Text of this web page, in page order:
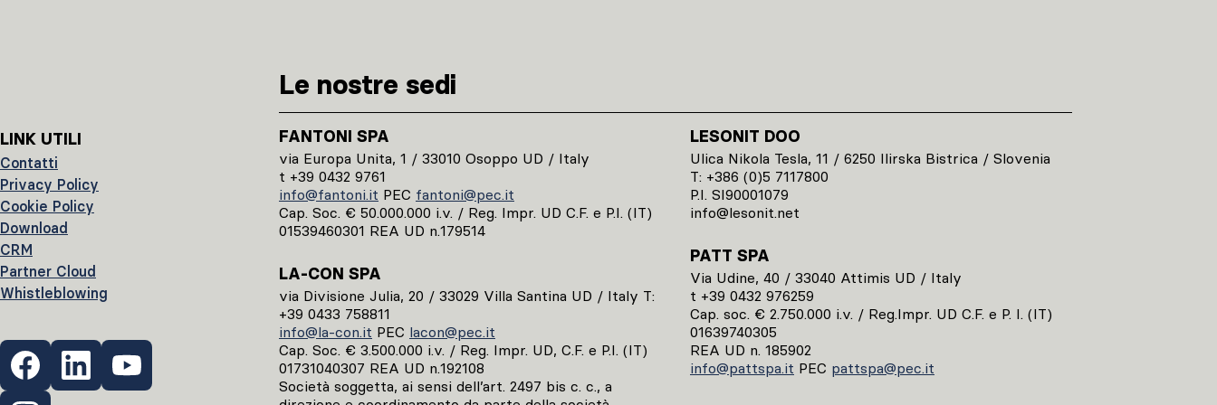
LINK UTILI
Contatti
Privacy Policy
Cookie Policy
Download
CRM
Partner Cloud
Whistleblowing
Le nostre sedi
FANTONI SPA
via Europa Unita, 1 / 33010 Osoppo UD / Italy
t +39 0432 9761
info@fantoni.it PEC fantoni@pec.it
Cap. Soc. € 50.000.000 i.v. / Reg. Impr. UD C.F. e P.I. (IT)
01539460301 REA UD n.179514
LA-CON SPA
via Divisione Julia, 20 / 33029 Villa Santina UD / Italy T:
+39 0433 758811
info@la-con.it PEC lacon@pec.it
Cap. Soc. € 3.500.000 i.v. / Reg. Impr. UD, C.F. e P.I. (IT)
01731040307 REA UD n.192108
Società soggetta, ai sensi dell’art. 2497 bis c. c., a
LESONIT DOO
Ulica Nikola Tesla, 11 / 6250 Ilirska Bistrica / Slovenia
T: +386 (0)5 7117800
P.I. SI90001079
info@lesonit.net
PATT SPA
Via Udine, 40 / 33040 Attimis UD / Italy
t +39 0432 976259
Cap. soc. € 2.750.000 i.v. / Reg.Impr. UD C.F. e P. I. (IT)
01639740305
REA UD n. 185902
info@pattspa.it PEC pattspa@pec.it